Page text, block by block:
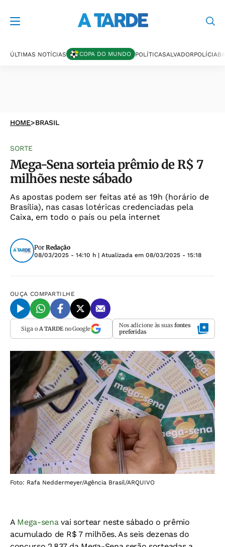
ÚLTIMAS NOTÍCIAS COPA DO MUNDO POLÍTICASALVADORPOLÍCIA
HOME>BRASIL
SORTE
Mega-Sena sorteia prêmio de R$ 7
milhões neste sábado
As apostas podem ser feitas até as 19h (horário de
Brasília), nas casas lotéricas credenciadas pela
Caixa, em todo o país ou pela internet
Por Redação
08/03/2025 - 14:10 h | Atualizada em 08/03/2025 - 15:18
OUÇA COMPARTILHE
Siga o A TARDEno Google Nos adicione às suas fontes
preferidas
Foto: Rafa Neddermeyer/Agência Brasil/ARQUIVO
A Mega-senavai sortear neste sábado o prêmio
acumulado de R$ 7 milhões. As seis dezenas do